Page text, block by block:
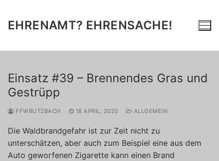
springen
EHRENAMT? EHRENSACHE!
Einsatz #39 – Brennendes Gras und
Gestrüpp
FFWBUTZBACH 18 APRIL, 2020 ALLGEMEIN
Die Waldbrandgefahr ist zur Zeit nicht zu
unterschätzen, aber auch zum Beispiel eine aus dem
Auto geworfenen Zigarette kann einen Brand